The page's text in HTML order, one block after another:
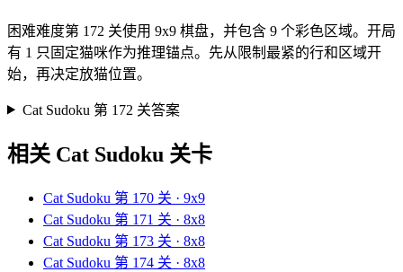
困难难度第 172 关使用 9x9 棋盘，并包含 9 个彩色区域。开局
有 1 只固定猫咪作为推理锚点。先从限制最紧的行和区域开
始，再决定放猫位置。
Cat Sudoku 第 172 关答案
相关 Cat Sudoku 关卡
Cat Sudoku 第 170 关 · 9x9
Cat Sudoku 第 171 关 · 8x8
Cat Sudoku 第 173 关 · 8x8
Cat Sudoku 第 174 关 · 8x8